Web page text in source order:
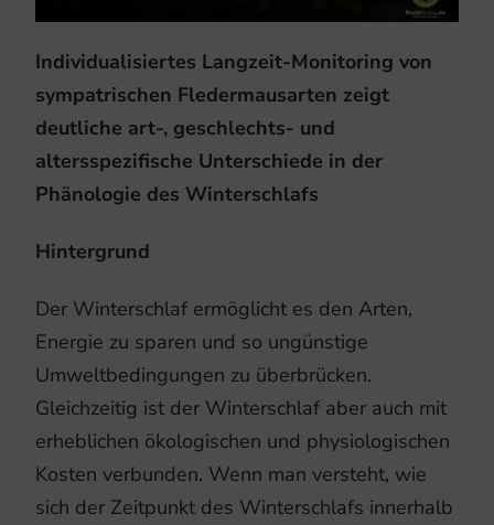
Individualisiertes Langzeit-Monitoring von
sympatrischen Fledermausarten zeigt
deutliche art-, geschlechts- und
altersspezifische Unterschiede in der
Phänologie des Winterschlafs
Hintergrund
Der Winterschlaf ermöglicht es den Arten,
Energie zu sparen und so ungünstige
Umweltbedingungen zu überbrücken.
Gleichzeitig ist der Winterschlaf aber auch mit
erheblichen ökologischen und physiologischen
Kosten verbunden. Wenn man versteht, wie
sich der Zeitpunkt des Winterschlafs innerhalb